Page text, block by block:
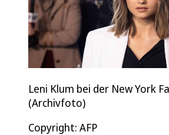
Leni Klum bei der New York
(Archivfoto)
Copyright: AFP